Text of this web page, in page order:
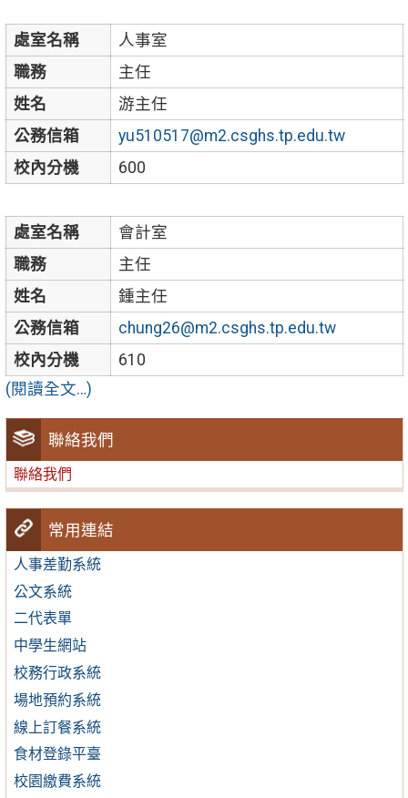
聯絡我們
聯絡我們
常用連結
人事差勤系統
公文系統
二代表單
中學生網站
校務行政系統
場地預約系統
線上訂餐系統
食材登錄平臺
校園繳費系統
處室名稱
人事室
職務
主任
姓名
游主任
公務信箱
yu510517@m2.csghs.tp.edu.tw
校內分機
600
處室名稱
會計室
職務
主任
姓名
鍾主任
公務信箱
chung26@m2.csghs.tp.edu.tw
校內分機
610
(閱讀全文…)